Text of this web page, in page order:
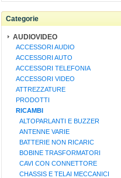
Categorie
AUDIOVIDEO
ACCESSORI AUDIO
ACCESSORI AUTO
ACCESSORI TELEFONIA
ACCESSORI VIDEO
ATTREZZATURE
PRODOTTI
RICAMBI
ALTOPARLANTI E BUZZER
ANTENNE VARIE
BATTERIE NON RICARIC
BOBINE TRASFORMATORI
CAVI CON CONNETTORE
CHASSIS E TELAI MECCANICI